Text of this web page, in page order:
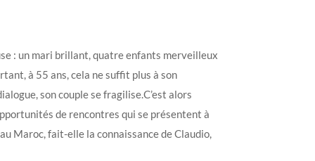
: un mari brillant, quatre enfants merveilleux
à 55 ans, cela ne suffit plus à son
son couple se fragilise.C’est alors
de rencontres qui se présentent à
Maroc, fait-elle la connaissance de Claudio,